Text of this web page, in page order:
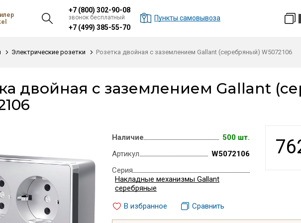
+7 (800) 302-90-08
звонок бесплатный
+7 (499) 385-55-70
Пункты самовывоза
Электрические розетки Розетка двойная с заземлением Gallant (серебряный) W5072106
двойная с заземлением Gallant
Наличие
500 шт.
Артикул
W5072106
Серия
Накладные механизмы Gallant
серебряные
В избранное
Сравнить